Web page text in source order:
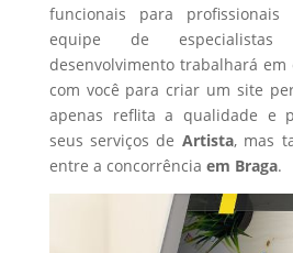
funcionais para profissionais
equipe de
desenvolvimento trabalhará em
com você para criar um site
apenas reflita a qualidade e
seus serviços de Artista, mas
entre a concorrência em Braga.